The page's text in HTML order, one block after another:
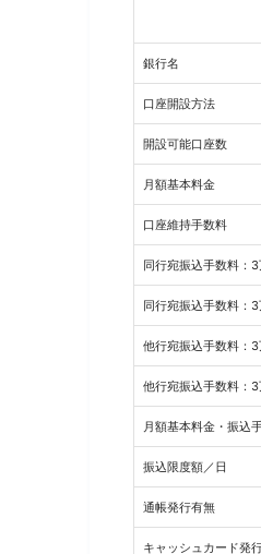
銀行名
口座開設方法
開設可能口座数
月額基本料金
口座維持手数料
同行宛振込手数料：
同行宛振込手数料：
他行宛振込手数料：
他行宛振込手数料：3
月額基本料金・振込
振込限度額／日
通帳発行有無
キャッシュカード発